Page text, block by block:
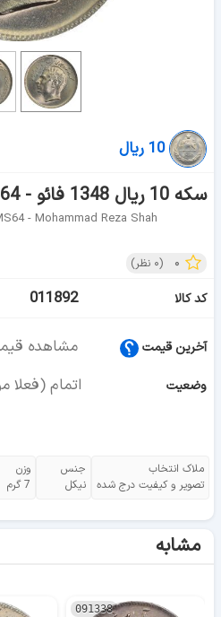
10 ریال
سکه 10 ریال 1348 فائو - MS64 - محمد رضا شاه
- Mohammad Reza Shah
۰ (۰ نظر)
کد کالا
011892
آخرین قیمت مشاهده
وضعیت اتمام
ملاک انتخاب
تصویر و کیفیت درج شده
جنس
نیکل
وزن
7 گرم
مشابه
091338